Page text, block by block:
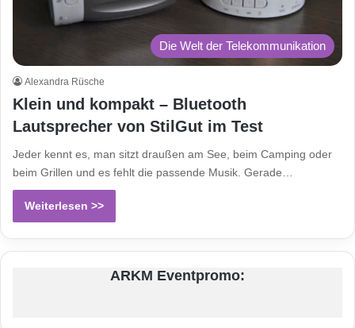
Die Welt der Telekommunikation
Alexandra Rüsche
Klein und kompakt – Bluetooth
Lautsprecher von StilGut im Test
Jeder kennt es, man sitzt draußen am See, beim Camping oder
beim Grillen und es fehlt die passende Musik. Gerade…
Weiterlesen >>
ARKM Eventpromo: